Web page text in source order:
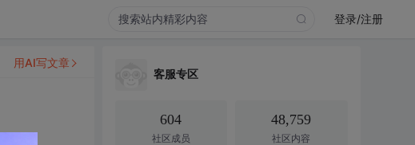
登录/注册
用AI写文章
客服专区
604
社区成员
48,759
社区内容